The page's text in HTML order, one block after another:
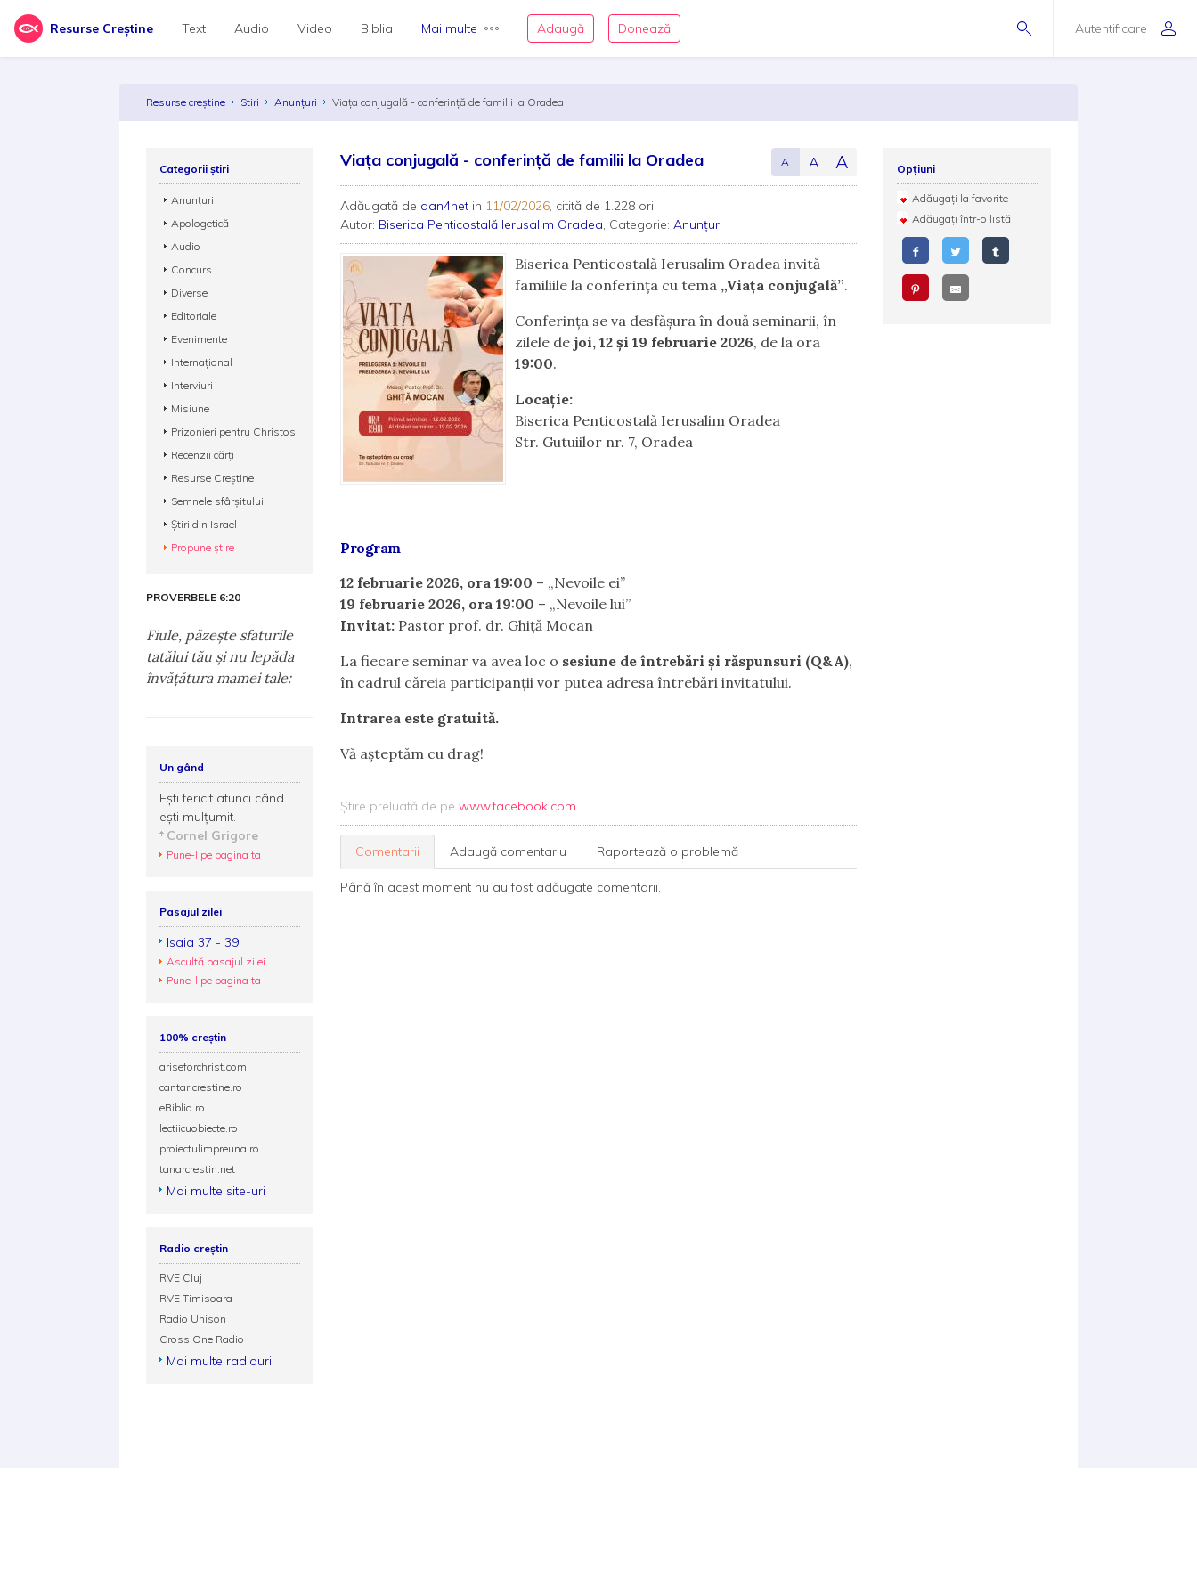
Resurse Creștine Autentificare
Text Audio Video Biblia Mai multe Adaugă Donează
Resurse creștine Stiri Anunțuri Viața conjugală - conferință de familii la Oradea
Viața conjugală - conferință de familii la Oradea A A A
Adăugată de dan4net in 11/02/2026, citită de 1.228 ori
Autor: Biserica Penticostală Ierusalim Oradea, Categorie:Anunțuri
Biserica Penticostală Ierusalim Oradea invită
familiile la conferința cu tema „Viața conjugală”.
Conferința se va desfășura în două seminarii, în
zilele dejoi, 12 și 19 februarie 2026, de la ora
19:00.
Locație:
Biserica Penticostală Ierusalim Oradea
Str. Gutuiilor nr. 7, Oradea
Program
12 februarie 2026, ora 19:00 – „Nevoile ei”
19 februarie 2026, ora 19:00 – „Nevoile lui”
Invitat: Pastor prof. dr. Ghiță Mocan
La fiecare seminar va avea loc o sesiune de întrebări și răspunsuri (Q&A),
în cadrul căreia participanții vor putea adresa întrebări invitatului.
Intrarea este gratuită.
Vă așteptăm cu drag!
Știre preluată de pe www.facebook.com
Comentarii Adaugă comentariu Raportează o problemă
Până în acest moment nu au fost adăugate comentarii.
Opțiuni
Adăugați la favorite
Adăugați într-o listă
Categorii știri
Anunțuri
Apologetică
Audio
Concurs
Diverse
Editoriale
Evenimente
Internațional
Interviuri
Misiune
Prizonieri pentru Christos
Recenzii cărți
Resurse Creștine
Semnele sfârșitului
Știri din Israel
Propune știre
PROVERBELE 6:20
Fiule, păzeşte sfaturile
tatălui tău şi nu lepăda
învăţătura mamei tale:
Un gând
Eşti fericit atunci când
eşti mulţumit.
Cornel Grigore
Pune-l pe pagina ta
Pasajul zilei
Isaia 37 - 39
Ascultă pasajul zilei
Pune-l pe pagina ta
100% creștin
ariseforchrist.com
cantaricrestine.ro
eBiblia.ro
lectiicuobiecte.ro
proiectulimpreuna.ro
tanarcrestin.net
Mai multe site-uri
Radio creștin
RVE Cluj
RVE Timisoara
Radio Unison
Cross One Radio
Mai multe radiouri